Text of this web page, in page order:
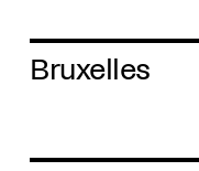
Bruxelles